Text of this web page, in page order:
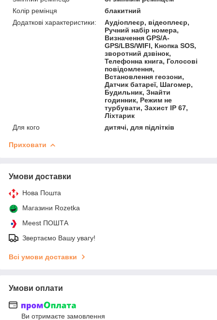
Колір ремінця
блакитний
Додаткові характеристики:
Аудіоплеєр, відеоплеєр,
Ручний набір номера,
Визначення GPS/A-
GPS/LBS/WIFI, Кнопка SOS,
зворотний дзвінок,
Телефонна книга, Голосові
повідомлення,
Встановлення геозони,
Датчик батареї, Шагомер,
Будильник, Знайти
годинник, Режим не
турбувати, Захист IP 67,
Ліхтарик
Для кого
дитячі, для підлітків
Приховати
Умови доставки
Нова Пошта
Магазини Rozetka
Meest ПОШТА
Звертаємо Вашу увагу!
Всі умови доставки
Умови оплати
Ви отримаєте замовлення